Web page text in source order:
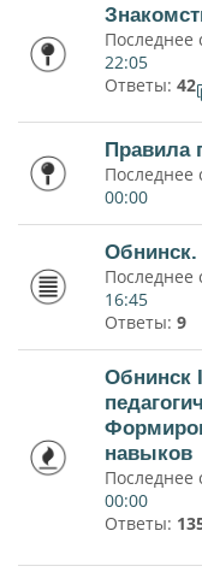
Последнее
22:05
Ответы: 42
Правила
Последнее
00:00
Последнее
16:45
Ответы: 9
Обнинск
навыков
Последнее
00:00
Ответы: